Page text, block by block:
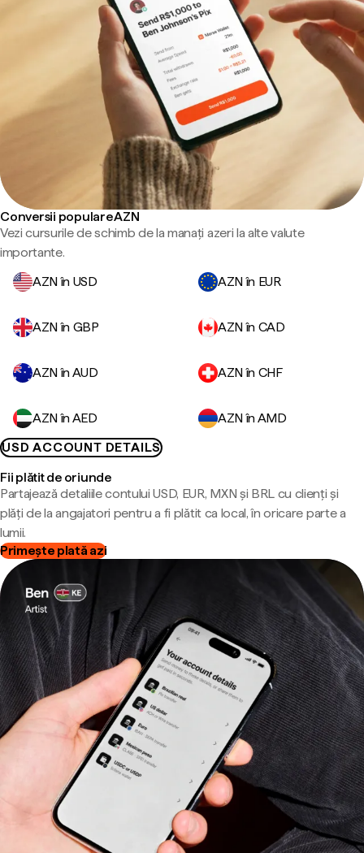
Conversii populare AZN
Vezi cursurile de schimb de la manați azeri la alte valute
importante.
AZN în USD
AZN în EUR
AZN în GBP AZN în CAD
AZN în AUD AZN în CHF
AZN în AED
AZN în AMD
USD ACCOUNT DETAILS
Fii plătit de oriunde
Partajează detaliile contului USD, EUR, MXN și BRL cu clienți și
plăți de la angajatori pentru a fi plătit ca local, în oricare parte a
lumii.
Primește plată azi